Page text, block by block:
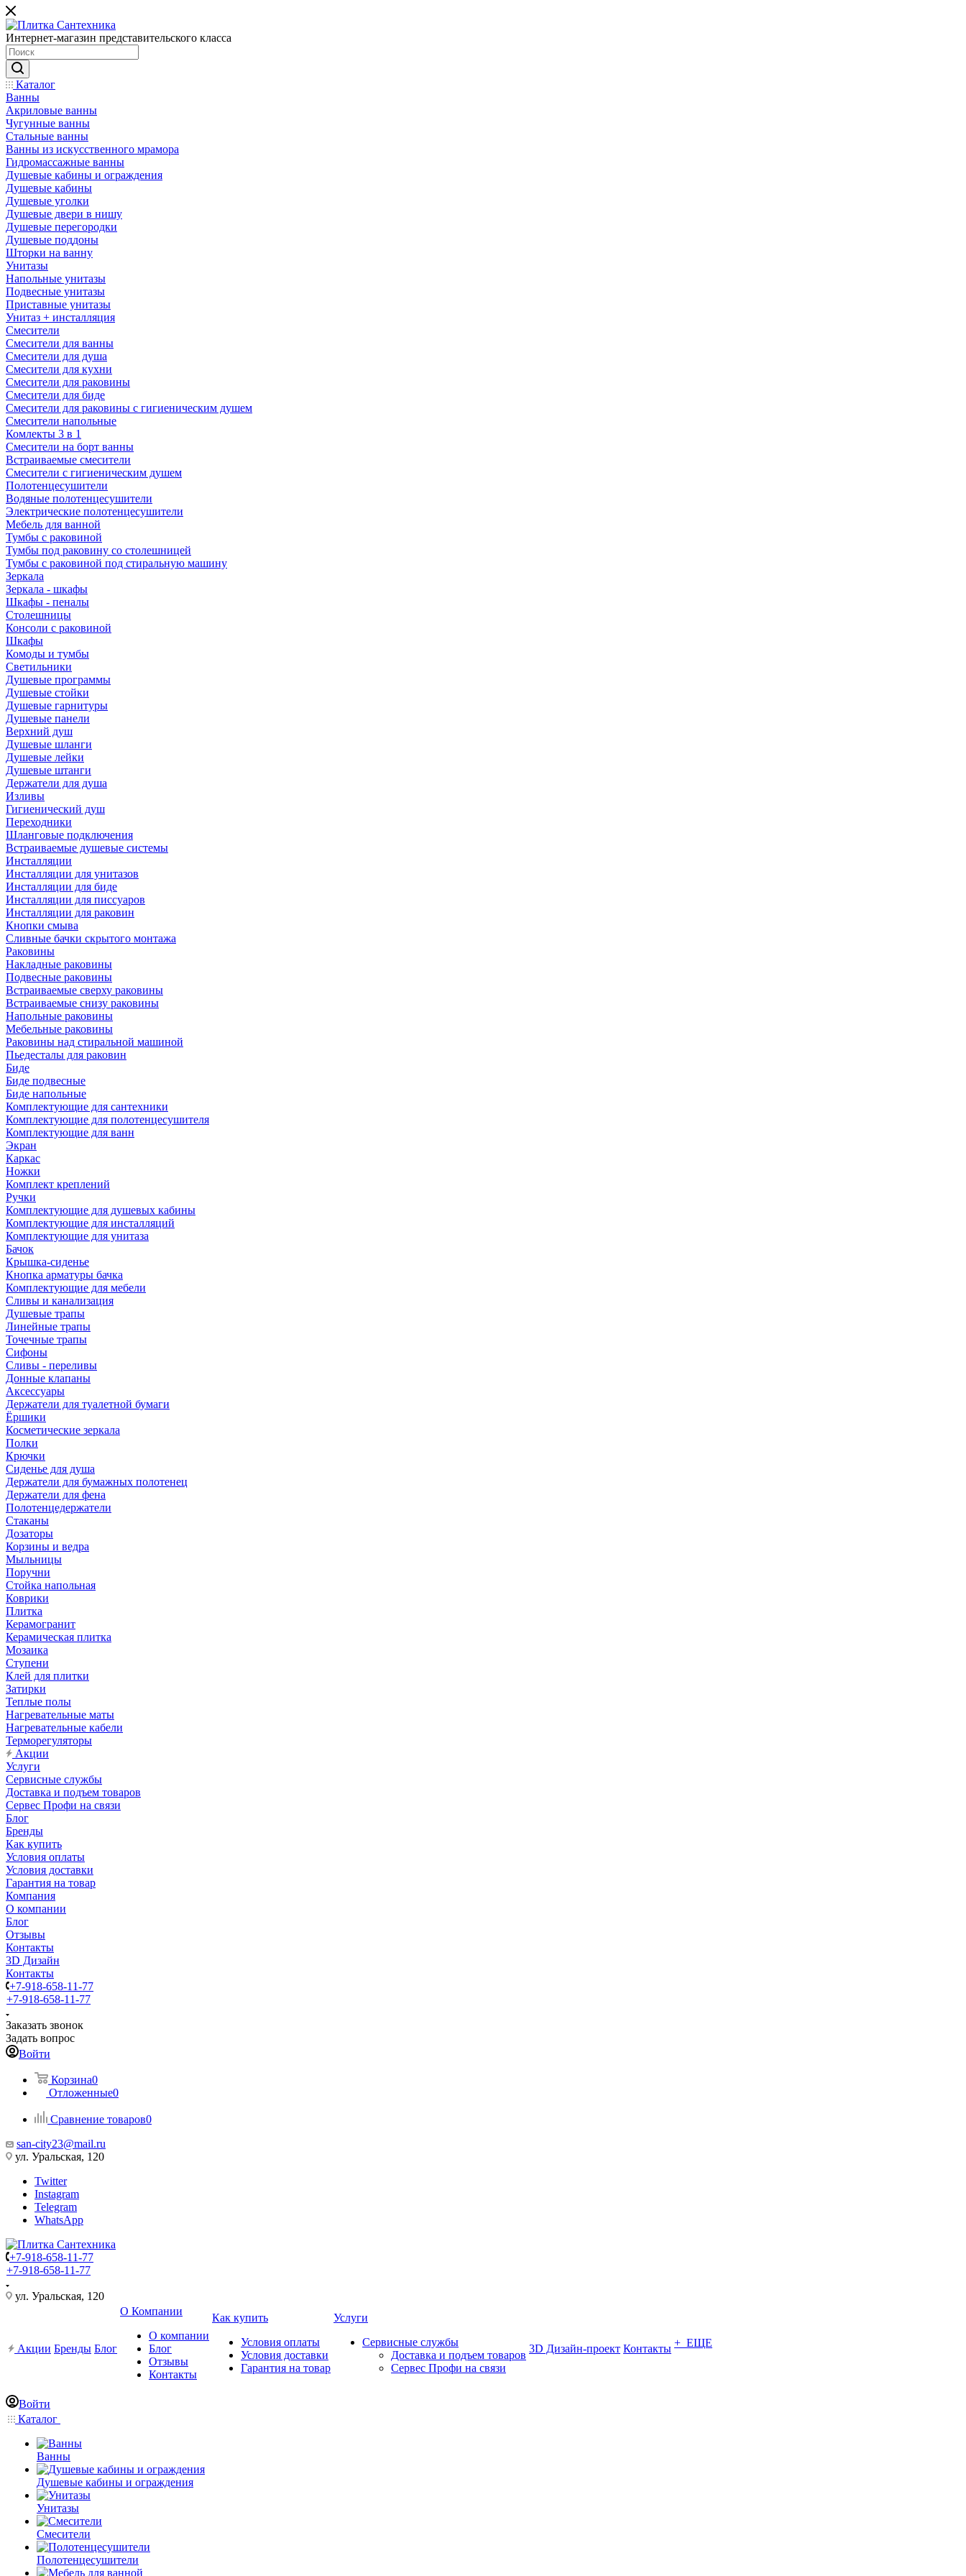
Интернет-магазин представительского класса
Каталог
Ванны
Акриловые ванны
Чугунные ванны
Стальные ванны
Ванны из искусственного мрамора
Гидромассажные ванны
Душевые кабины и ограждения
Душевые кабины
Душевые уголки
Душевые двери в нишу
Душевые перегородки
Душевые поддоны
Шторки на ванну
Унитазы
Напольные унитазы
Подвесные унитазы
Приставные унитазы
Унитаз + инсталляция
Смесители
Смесители для ванны
Смесители для душа
Смесители для кухни
Смесители для раковины
Смесители для биде
Смесители для раковины с гигиеническим душем
Смесители напольные
Комлекты 3 в 1
Смесители на борт ванны
Встраиваемые смесители
Смесители с гигиеническим душем
Полотенцесушители
Водяные полотенцесушители
Электрические полотенцесушители
Мебель для ванной
Тумбы с раковиной
Тумбы под раковину со столешницей
Тумбы с раковиной под стиральную машину
Зеркала
Зеркала - шкафы
Шкафы - пеналы
Столешницы
Консоли с раковиной
Шкафы
Комоды и тумбы
Светильники
Душевые программы
Душевые стойки
Душевые гарнитуры
Душевые панели
Верхний душ
Душевые шланги
Душевые лейки
Душевые штанги
Держатели для душа
Изливы
Гигиенический душ
Переходники
Шланговые подключения
Встраиваемые душевые системы
Инсталляции
Инсталляции для унитазов
Инсталляции для биде
Инсталляции для писсуаров
Инсталляции для раковин
Кнопки смыва
Сливные бачки скрытого монтажа
Раковины
Накладные раковины
Подвесные раковины
Встраиваемые сверху раковины
Встраиваемые снизу раковины
Напольные раковины
Мебельные раковины
Раковины над стиральной машиной
Пьедесталы для раковин
Биде
Биде подвесные
Биде напольные
Комплектующие для сантехники
Комплектующие для полотенцесушителя
Комплектующие для ванн
Экран
Каркас
Ножки
Комплект креплений
Ручки
Комплектующие для душевых кабины
Комплектующие для инсталляций
Комплектующие для унитаза
Бачок
Крышка-сиденье
Кнопка арматуры бачка
Комплектующие для мебели
Сливы и канализация
Душевые трапы
Линейные трапы
Точечные трапы
Сифоны
Сливы - переливы
Донные клапаны
Аксессуары
Держатели для туалетной бумаги
Ёршики
Косметические зеркала
Полки
Крючки
Сиденье для душа
Держатели для бумажных полотенец
Держатели для фена
Полотенцедержатели
Стаканы
Дозаторы
Корзины и ведра
Мыльницы
Поручни
Стойка напольная
Коврики
Плитка
Керамогранит
Керамическая плитка
Мозаика
Ступени
Клей для плитки
Затирки
Теплые полы
Нагревательные маты
Нагревательные кабели
Терморегуляторы
Акции
Услуги
Сервисные службы
Доставка и подъем товаров
Сервес Профи на связи
Блог
Бренды
Как купить
Условия оплаты
Условия доставки
Гарантия на товар
Компания
О компании
Блог
Отзывы
Контакты
3D Дизайн
Контакты
+7-918-658-11-77
+7-918-658-11-77
Заказать звонок
Задать вопрос
Войти
Корзина0
Отложенные0
Сравнение товаров0
san-city23@mail.ru
ул. Уральская, 120
Twitter
Instagram
Telegram
WhatsApp
+7-918-658-11-77
+7-918-658-11-77
ул. Уральская, 120
Акции Бренды Блог
О Компании
О компании
Блог
Отзывы
Контакты
Как купить
Условия оплаты
Условия доставки
Гарантия на товар
Услуги
Сервисные службы
Доставка и подъем товаров
Сервес Профи на связи
3D Дизайн-проект Контакты + ЕЩЕ
Войти
Каталог
Ванны
Душевые кабины и ограждения
Унитазы
Смесители
Полотенцесушители